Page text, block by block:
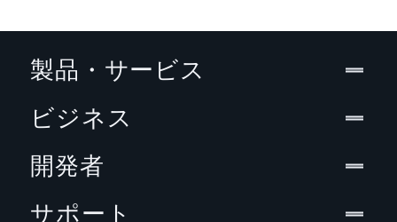
製品・サービス
ビジネス
開発者
サポート